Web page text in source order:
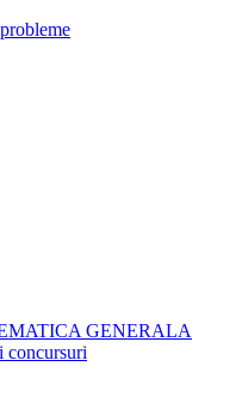
GENERALA
concursuri